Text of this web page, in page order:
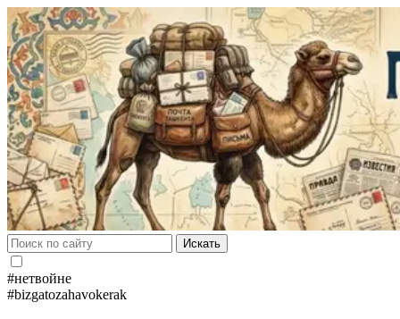
Искать
#нетвойне
#bizgatozahavokerak